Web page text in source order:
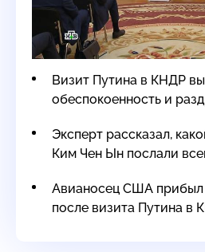
Визит Путина в КНДР
обеспокоенность и
Эксперт рассказал,
Ким Чен Ын послали
Авианосец США
после визита Путина в